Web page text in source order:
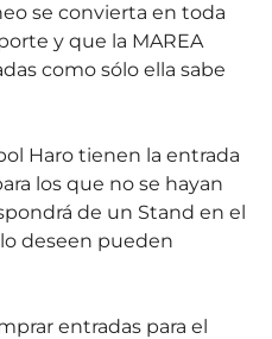
se convierta en toda
y que la MAREA
como sólo ella sabe
Haro tienen la entrada
los que no se hayan
de un Stand en el
deseen pueden
entradas para el